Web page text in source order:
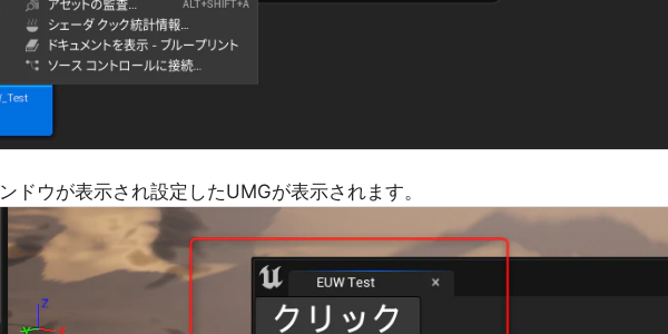
ドウが表示され設定したUMGが表示されます。